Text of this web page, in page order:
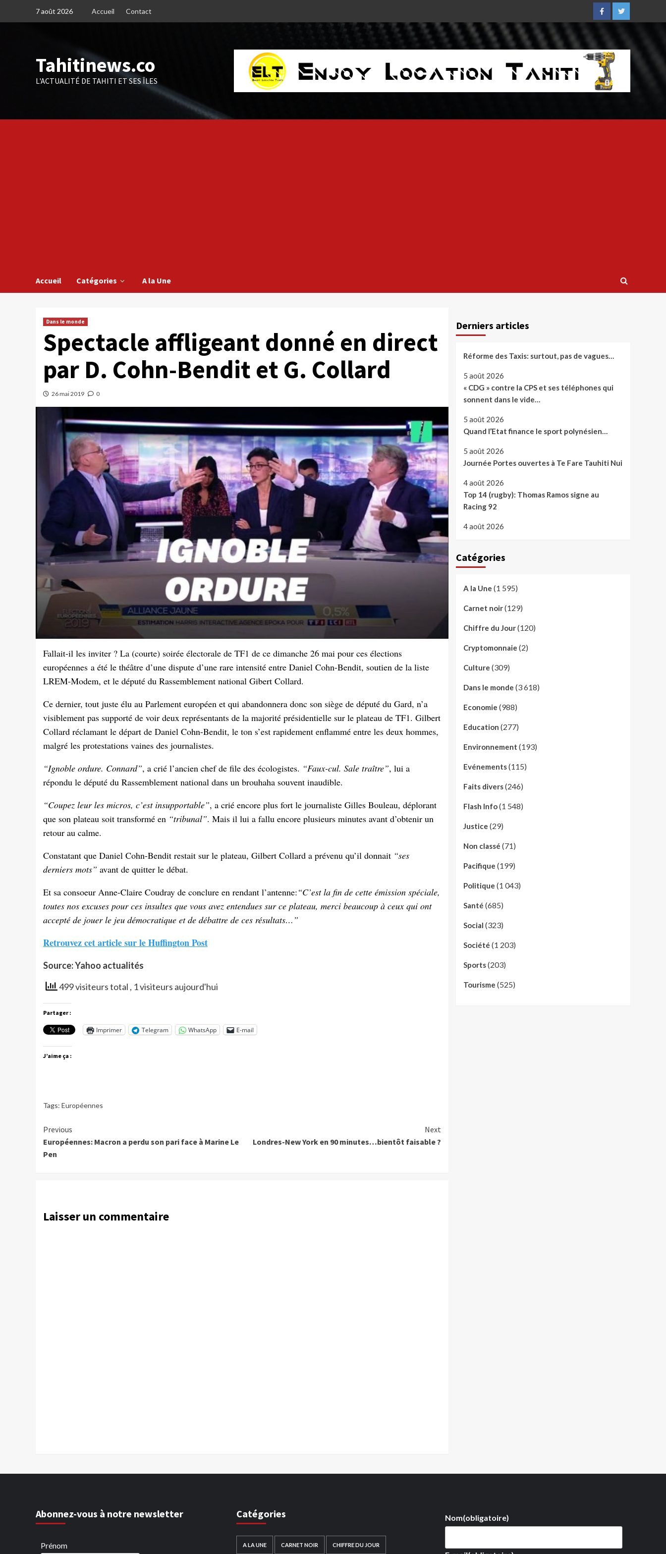
7 août 2026 Accueil Contact
FacebookTwitter
Tahitinews.co
L'ACTUALITÉ DE TAHITI ET SES ÎLES
Accueil Catégories A la Une
Dans le monde
Spectacle affligeant donné en direct
par D. Cohn-Bendit et G. Collard
26 mai 2019 0
Fallait-il les inviter ? La (courte) soirée électorale de TF1 de ce dimanche 26 mai pour ces élections
européennes a été le théâtre d’une dispute d’une rare intensité entre Daniel Cohn-Bendit, soutien de la liste
LREM-Modem, et le député du Rassemblement national Gibert Collard.
Ce dernier, tout juste élu au Parlement européen et qui abandonnera donc son siège de député du Gard, n’a
visiblement pas supporté de voir deux représentants de la majorité présidentielle sur le plateau de TF1. Gilbert
Collard réclamant le départ de Daniel Cohn-Bendit, le ton s’est rapidement enflammé entre les deux hommes,
malgré les protestations vaines des journalistes.
“Ignoble ordure. Connard”, a crié l’ancien chef de file des écologistes. “Faux-cul. Sale traître”, lui a
répondu le député du Rassemblement national dans un brouhaha souvent inaudible.
“Coupez leur les micros, c’est insupportable”, a crié encore plus fort le journaliste Gilles Bouleau, déplorant
que son plateau soit transformé en “tribunal”. Mais il lui a fallu encore plusieurs minutes avant d’obtenir un
retour au calme.
Constatant que Daniel Cohn-Bendit restait sur le plateau, Gilbert Collard a prévenu qu’il donnait “ses
derniers mots” avant de quitter le débat.
Et sa consoeur Anne-Claire Coudray de conclure en rendant l’antenne:“C’est la fin de cette émission spéciale,
toutes nos excuses pour ces insultes que vous avez entendues sur ce plateau, merci beaucoup à ceux qui ont
accepté de jouer le jeu démocratique et de débattre de ces résultats…”
Retrouvez cet article sur le Huffington Post
Source: Yahoo actualités
499 visiteurs total , 1 visiteurs aujourd'hui
Partager :
Imprimer Telegram WhatsApp E-mail
J’aime ça :
Tags: Européennes
Continue
Reading
Previous
Européennes: Macron a perdu son pari face à Marine Le
Pen
Next
Londres-New York en 90 minutes…bientôt faisable ?
Laisser un commentaire
Derniers articles
Réforme des Taxis: surtout, pas de vagues…
5 août 2026
« CDG » contre la CPS et ses téléphones qui
sonnent dans le vide…
5 août 2026
Quand l’Etat finance le sport polynésien…
5 août 2026
Journée Portes ouvertes à Te Fare Tauhiti Nui
4 août 2026
Top 14 (rugby): Thomas Ramos signe au
Racing 92
4 août 2026
Catégories
A la Une (1 595)
Carnet noir(129)
Chiffre du Jour(120)
Cryptomonnaie (2)
Culture (309)
Dans le monde (3 618)
Economie (988)
Education (277)
Environnement (193)
Evénements(115)
Faits divers(246)
Flash Info(1 548)
Justice (29)
Non classé (71)
Pacifique (199)
Politique (1 043)
Santé (685)
Social (323)
Société (1 203)
Sports(203)
Tourisme (525)
Abonnez-vous à notre newsletter
Prénom
Catégories
A LA UNE CARNET NOIR CHIFFRE DU JOUR
Nom(obligatoire)